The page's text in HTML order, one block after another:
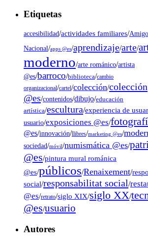
Etiquetas
accesibilidad/actividades familiares/
Nacional/apps @es/aprendizaje/arte/
moderno/arte románico/artista
@es/barroco/biblioteca/cambio
organizacional/cartel/colección/colección
@es/contenidos/dibujo/educación
artística/escultura/experiencia de
usuario/exposiciones @es/
@es/innovación/llibres/marketing @es/
sociedad/móvil/numismática @es/
@es/pintura mural románica
@es/públicos/Renaixement/
social/responsabilitat social/
@es/retrato/siglo XIX/siglo XX/
@es/usuario
Autores